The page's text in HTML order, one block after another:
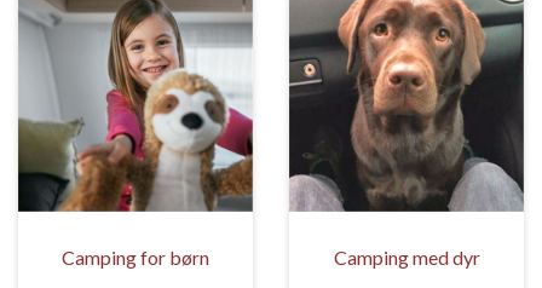
Camping for børn Camping med dyr